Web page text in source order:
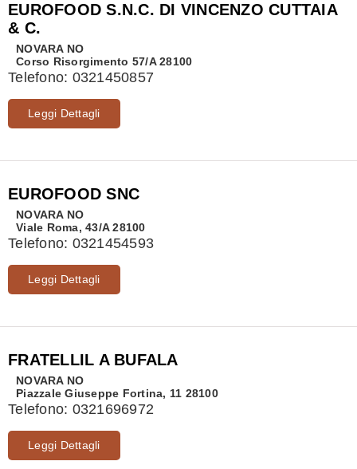
EUROFOOD S.N.C. DI VINCENZO CUTTAIA
& C.
NOVARA NO
Corso Risorgimento 57/A 28100
Telefono: 0321450857
Leggi Dettagli
EUROFOOD SNC
NOVARA NO
Viale Roma, 43/A 28100
Telefono: 0321454593
Leggi Dettagli
FRATELLIL A BUFALA
NOVARA NO
Piazzale Giuseppe Fortina, 11 28100
Telefono: 0321696972
Leggi Dettagli